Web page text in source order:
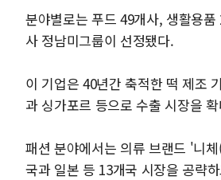
분야별로는 푸드 49개사, 생활용
사 정남미그룹이 선정됐다.
이 기업은 40년간 축적한 떡 제조
과 싱가포르 등으로 수출 시장을
패션 분야에서는 의류 브랜드 '니
국과 일본 등 13개국 시장을 공략